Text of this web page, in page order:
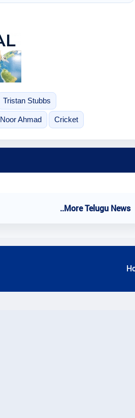
Tristan Stubbs
Noor Ahmad Cricket
..More Telugu News